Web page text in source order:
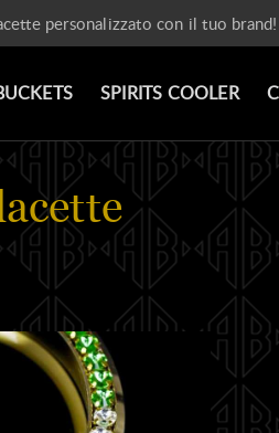
personalizzato con il tuo brand!
SPIRITS COOLER